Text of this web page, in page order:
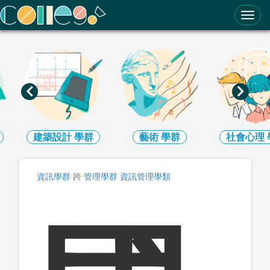
ColleGo! 大學選才與高中育才輔助系統
建築設計學群 藝術 學群 社會心理
資訊學群 跨 管理學群 資訊管理學類